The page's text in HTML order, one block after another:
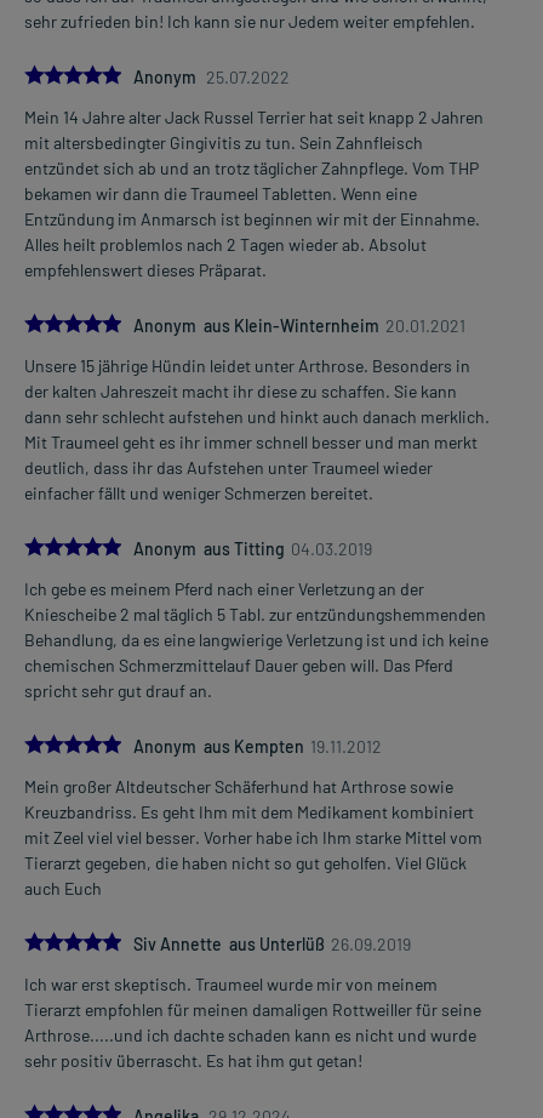
sehr zufrieden bin! Ich kann sie nur Jedem weiter empfehlen.
5.0Anonym 25.07.2022
Mein 14 Jahre alter Jack Russel Terrier hat seit knapp 2 Jahren
mit altersbedingter Gingivitis zu tun. Sein Zahnfleisch
entzündet sich ab und an trotz täglicher Zahnpflege. Vom THP
bekamen wir dann die Traumeel Tabletten. Wenn eine
Entzündung im Anmarsch ist beginnen wir mit der Einnahme.
Alles heilt problemlos nach 2 Tagen wieder ab. Absolut
empfehlenswert dieses Präparat.
5.0Anonym aus Klein-Winternheim 20.01.2021
Unsere 15 jährige Hündin leidet unter Arthrose. Besonders in
der kalten Jahreszeit macht ihr diese zu schaffen. Sie kann
dann sehr schlecht aufstehen und hinkt auch danach merklich.
Mit Traumeel geht es ihr immer schnell besser und man merkt
deutlich, dass ihr das Aufstehen unter Traumeel wieder
einfacher fällt und weniger Schmerzen bereitet.
5.0Anonym aus Titting 04.03.2019
Ich gebe es meinem Pferd nach einer Verletzung an der
Kniescheibe 2 mal täglich 5 Tabl. zur entzündungshemmenden
Behandlung, da es eine langwierige Verletzung ist und ich keine
chemischen Schmerzmittelauf Dauer geben will. Das Pferd
spricht sehr gut drauf an.
5.0Anonym aus Kempten 19.11.2012
Mein großer Altdeutscher Schäferhund hat Arthrose sowie
Kreuzbandriss. Es geht Ihm mit dem Medikament kombiniert
mit Zeel viel viel besser. Vorher habe ich Ihm starke Mittel vom
Tierarzt gegeben, die haben nicht so gut geholfen. Viel Glück
auch Euch
5.0
Siv Annette aus Unterlüß 26.09.2019
Ich war erst skeptisch. Traumeel wurde mir von meinem
Tierarzt empfohlen für meinen damaligen Rottweiller für seine
Arthrose.....und ich dachte schaden kann es nicht und wurde
sehr positiv überrascht. Es hat ihm gut getan!
5.0